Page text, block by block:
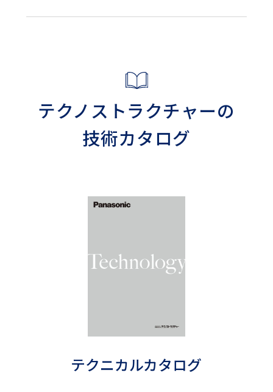
テクノストラクチャーの
技術カタログ
テクニカルカタログ